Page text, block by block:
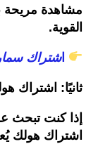
مشاهدة مريحة
القوية.
اشتراك
ثانيًا: اشتراك
إذا كنت تبحث
اشتراك هولك